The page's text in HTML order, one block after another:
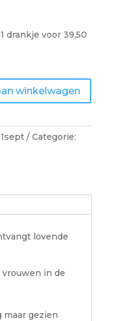
drankje voor 39,50
winkelwagen
Categorie:
lovende
vrouwen in de
maar gezien